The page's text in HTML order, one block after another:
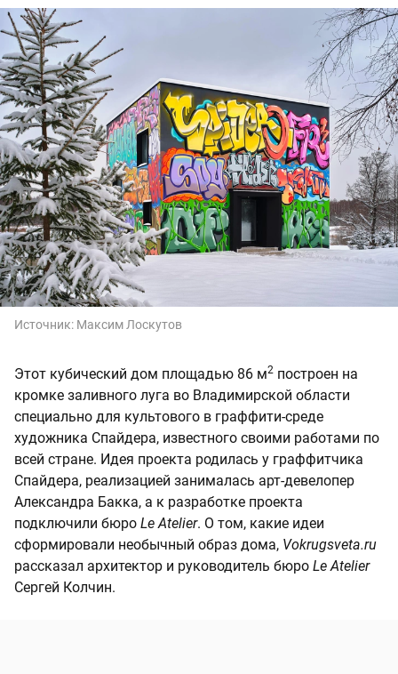
Источник: Максим Лоскутов
Этот кубический дом площадью 86 м2 построен на
кромке заливного луга во Владимирской области
специально для культового в граффити-среде
художника Спайдера, известного своими работами по
всей стране. Идея проекта родилась у граффитчика
Спайдера, реализацией занималась арт-девелопер
Александра Бакка, а к разработке проекта
подключили бюро Le Atelier. О том, какие идеи
сформировали необычный образ дома, Vokrugsveta.ru
рассказал архитектор и руководитель бюро Le Atelier
Сергей Колчин.